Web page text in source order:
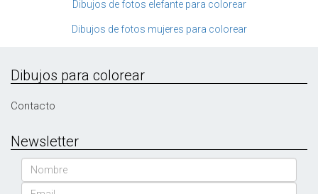
Dibujos de fotos elefante para colorear
Dibujos de fotos mujeres para colorear
Dibujos para colorear
Contacto
Newsletter
Nombre
Email